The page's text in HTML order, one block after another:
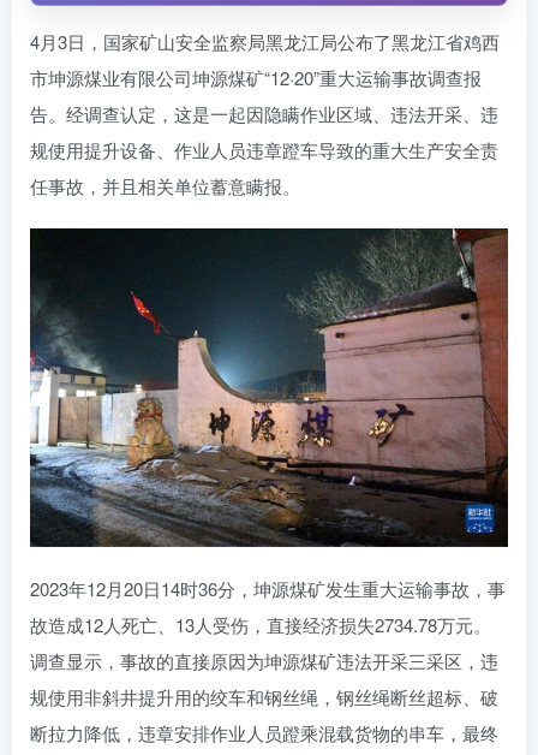
4月3日，国家矿山安全监察局黑龙江局公布了黑龙江省鸡西
市坤源煤业有限公司坤源煤矿“12·20”重大运输事故调查报
告。经调查认定，这是一起因隐瞒作业区域、违法开采、违
规使用提升设备、作业人员违章蹬车导致的重大生产安全责
任事故，并且相关单位蓄意瞒报。
2023年12月20日14时36分，坤源煤矿发生重大运输事故，事
故造成12人死亡、13人受伤，直接经济损失2734.78万元。
调查显示，事故的直接原因为坤源煤矿违法开采三采区，违
规使用非斜井提升用的绞车和钢丝绳，钢丝绳断丝超标、破
断拉力降低，违章安排作业人员蹬乘混载货物的串车，最终